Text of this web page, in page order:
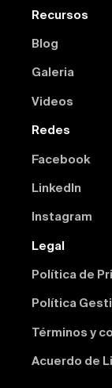
Recursos
Blog
Galeria
Videos
Redes
Facebook
Linkedln
Instagram
Legal
Política de
Política
Términos y
Acuerdo de